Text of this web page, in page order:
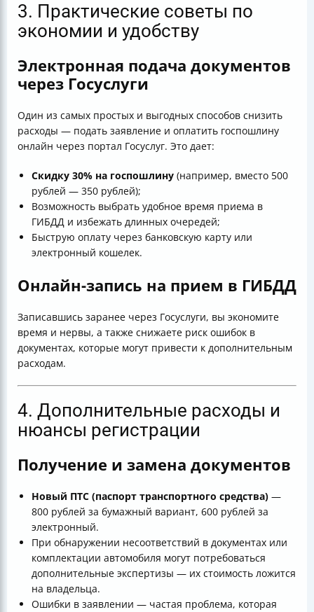
3. Практические советы по
экономии и удобству
Электронная подача документов
через Госуслуги
Один из самых простых и выгодных способов снизить
расходы — подать заявление и оплатить госпошлину
онлайн через портал Госуслуг. Это дает:
Скидку 30% на госпошлину (например, вместо 500
рублей — 350 рублей);
Возможность выбрать удобное время приема в
ГИБДД и избежать длинных очередей;
Быструю оплату через банковскую карту или
электронный кошелек.
Онлайн-запись на прием в ГИБДД
Записавшись заранее через Госуслуги, вы экономите
время и нервы, а также снижаете риск ошибок в
документах, которые могут привести к дополнительным
расходам.
4. Дополнительные расходы и
нюансы регистрации
Получение и замена документов
Новый ПТС (паспорт транспортного средства) —
800 рублей за бумажный вариант, 600 рублей за
электронный.
При обнаружении несоответствий в документах или
комплектации автомобиля могут потребоваться
дополнительные экспертизы — их стоимость ложится
на владельца.
Ошибки в заявлении — частая проблема, которая